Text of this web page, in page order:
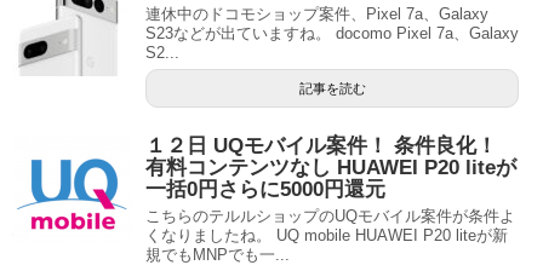
連休中のドコモショップ案件、Pixel 7a、Galaxy
S23などが出ていますね。 docomo Pixel 7a、Galaxy
S2...
記事を読む
１２日 UQモバイル案件！ 条件良化！
有料コンテンツなし HUAWEI P20 liteが
一括0円さらに5000円還元
こちらのテルルショップのUQモバイル案件が条件よ
くなりましたね。 UQ mobile HUAWEI P20 liteが新
規でもMNPでも一...